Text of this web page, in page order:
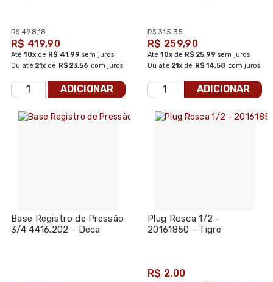
R$ 498,18
R$ 419,90
Até10xde R$ 41,99 sem juros
Ou até 21x de R$ 23,56 com juros
ADICIONAR
R$ 315,35
R$ 259,90
Até10xde R$ 25,99 sem juros
Ou até 21x de R$ 14,58 com juros
ADICIONAR
Base Registro de Pressão
3/4 4416.202 - Deca
Plug Rosca 1/2 -
20161850 - Tigre
R$ 2,00